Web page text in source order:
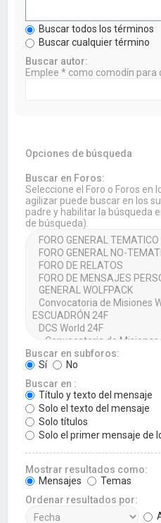
Buscar todos los términos
Buscar cualquier término
Buscar autor:
Emplee * como comodín para
Opciones de búsqueda
Buscar en Foros:
Seleccione el Foro o Foros en
agilizar puede buscar en los
padre y habilitar la búsqueda
de búsqueda).
Buscar en subforos:
Sí
No
Buscar en :
Título y texto del mensaje
Solo el texto del mensaje
Solo títulos
Solo el primer mensaje de
Mostrar resultados como:
Mensajes
Temas
Ordenar resultados por: